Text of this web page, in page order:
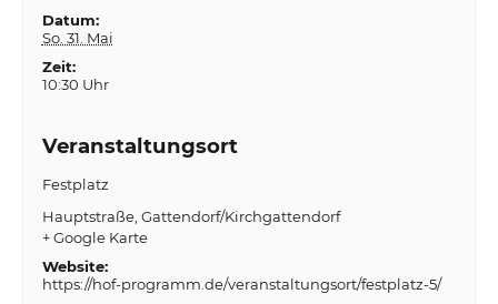
Datum:
So. 31. Mai
Zeit:
10:30 Uhr
Veranstaltungsort
Festplatz
Hauptstraße Gattendorf/Kirchgattendorf
+ Google Karte
Website:
https://hof-programm.de/veranstaltungsort/festplatz-5/